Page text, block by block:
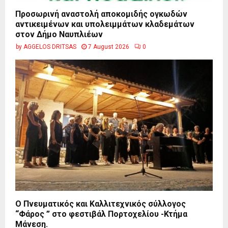
Προσωρινή αναστολή αποκομιδής ογκωδών
αντικειμένων και υπολειμμάτων κλαδεμάτων
στον Δήμο Ναυπλιέων
by AGGELOS DRITSAS 7 August 2026 0
Ο Πνευματικός και Καλλιτεχνικός σύλλογος
“Φάρος ” στο φεστιβάλ Πορτοχελίου -Κτήμα
Μάνεση.